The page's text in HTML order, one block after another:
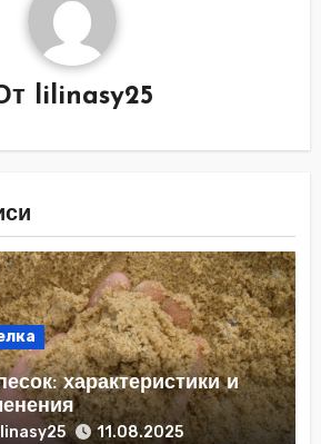
lilinasy25
характеристики и
11.08.2025